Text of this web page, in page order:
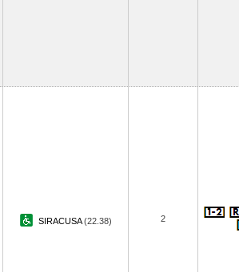
SIRACUSA(22.38) 2